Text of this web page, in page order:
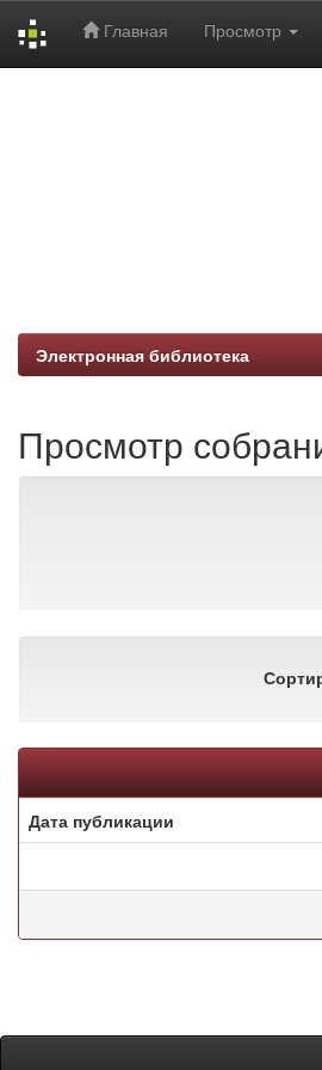
Главная Просмотр
Электронная библиотека
Просмотр
Дата публикации